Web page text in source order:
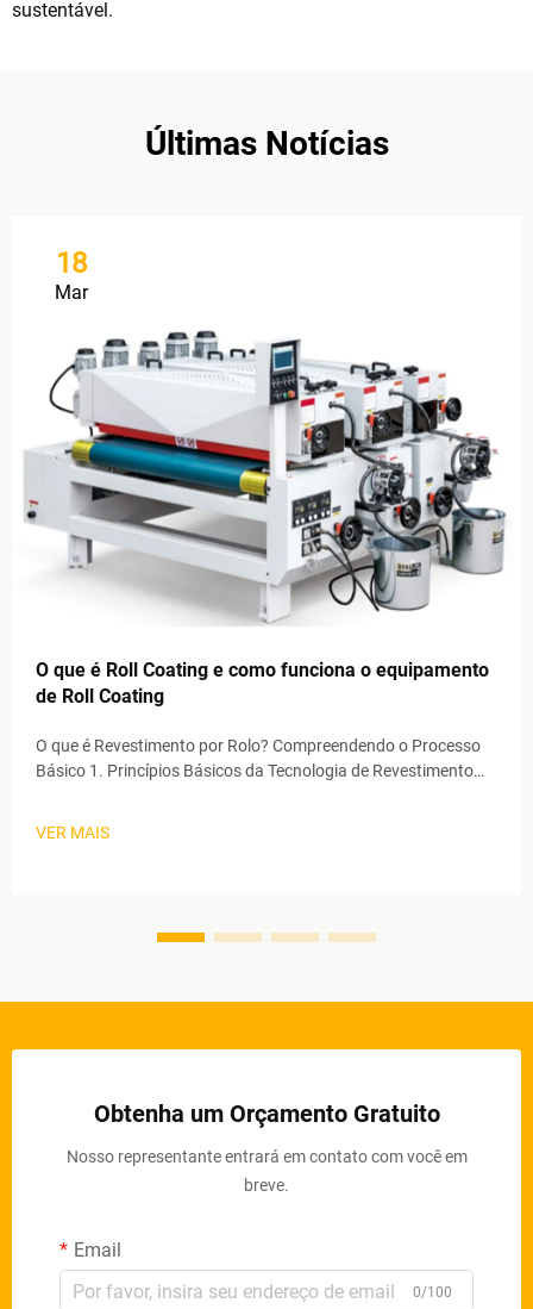
sustentável.
Últimas Notícias
18
Mar
O que é Roll Coating e como funciona o equipamento
de Roll Coating
O que é Revestimento por Rolo? Compreendendo o Processo
Básico 1. Princípios Básicos da Tecnologia de Revestimento
VER MAIS
Obtenha um Orçamento Gratuito
Nosso representante entrará em contato com você em
breve.
Email
0/100